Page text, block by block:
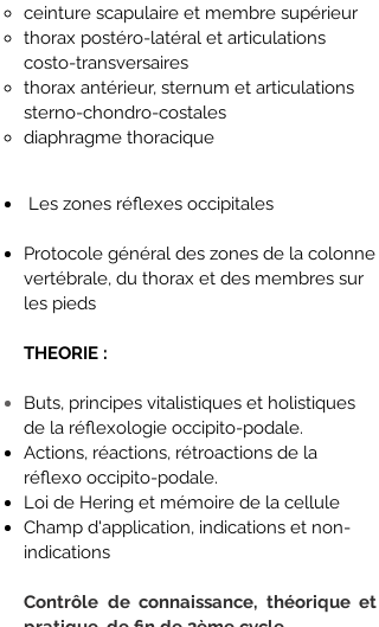
ceinture scapulaire et membre supérieur
thorax postéro-latéral et articulations
costo-transversaires
thorax antérieur, sternum et articulations
sterno-chondro-costales
diaphragme thoracique
Les zones réflexes occipitales
Protocole général des zones de la colonne
vertébrale, du thorax et des membres sur
les pieds
THEORIE :
Buts, principes vitalistiques et holistiques
de la réflexologie occipito-podale.
Actions, réactions, rétroactions de la
réflexo occipito-podale.
Loi de Hering et mémoire de la cellule
Champ d'application, indications et non-
indications
Contrôle de connaissance, théorique et